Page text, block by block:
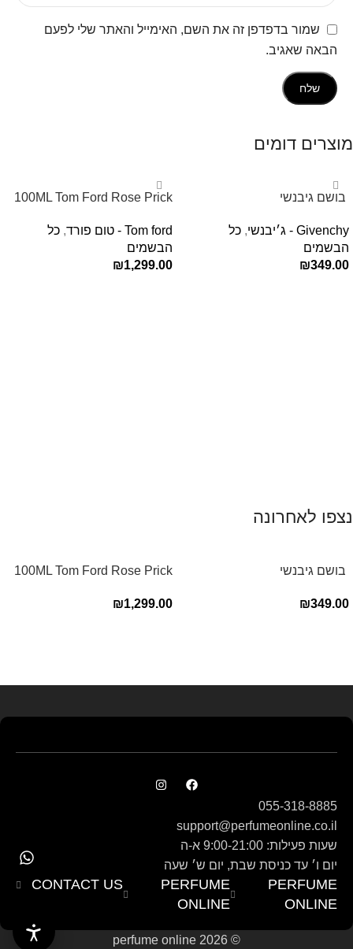
שמור בדפדפן זה את השם, האימייל והאתר שלי לפעם
הבאה שאגיב.
מוצרים דומים
‏ בושם גיבנשי
E.D.P 80ml ‏
Givenchy - ג׳יבנשי , כל
הבשמים
₪349.00
100ML Tom Ford Rose Prick
Tom ford - טום פורד
, כל
הבשמים
₪1,299.00
נצפו לאחרונה
‏ בושם גיבנשי
E.D.P 80ml ‏
₪349.00
100ML Tom Ford Rose Prick
₪1,299.00
055-318-8885
support@perfumeonline.co.il
שעות פעילות: 9:00-21:00 א-ה
יום ו׳ עד כניסת שבת, יום ש׳ שעה
PERFUME
ONLINE
PERFUME
ONLINE
CONTACT US
© perfume online 2026